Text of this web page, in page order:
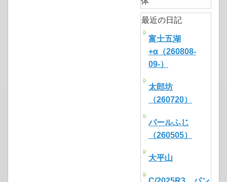
最近の日記
富士五湖
+α（260808-
09-）
太郎坊
（260720）
パールふじ
（260505）
大平山